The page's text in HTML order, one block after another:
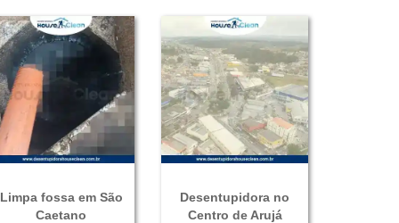
DESENTUPIDORA DE PIA
DESENTUPIDORA DE VASO SANITÁRIO
DESENTUPIMENTO EM GERAL
DESENTUPIMENTO 24 HORAS
DESENTUPIDORA 24 HORAS
DESENTUPIDORA PROFISSIONAL
Limpa fossa em São
Caetano
Desentupidora no
Centro de Arujá